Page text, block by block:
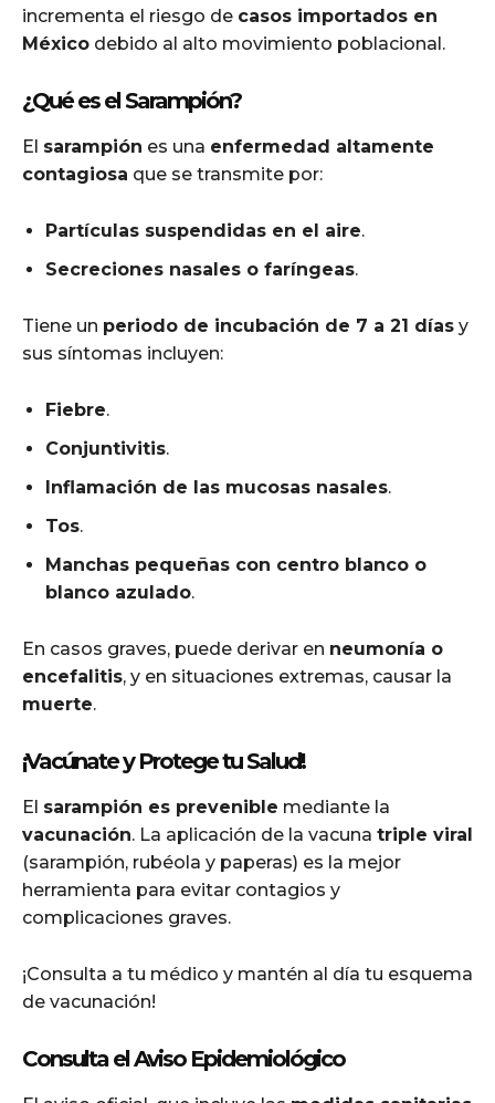
incrementa el riesgo de casos importados en
México debido al alto movimiento poblacional.
¿Qué es el Sarampión?
El sarampión es una enfermedad altamente
contagiosa que se transmite por:
Partículas suspendidas en el aire.
Secreciones nasales o faríngeas.
Tiene un periodo de incubación de 7 a 21 días y
sus síntomas incluyen:
Fiebre.
Conjuntivitis.
Inflamación de las mucosas nasales.
Tos.
Manchas pequeñas con centro blanco o
blanco azulado.
En casos graves, puede derivar en neumonía o
encefalitis, y en situaciones extremas, causar la
muerte.
¡Vacúnate y Protege tu Salud!
El sarampión es prevenible mediante la
vacunación. La aplicación de la vacuna triple viral
(sarampión, rubéola y paperas) es la mejor
herramienta para evitar contagios y
complicaciones graves.
¡Consulta a tu médico y mantén al día tu esquema
de vacunación!
Consulta el Aviso Epidemiológico